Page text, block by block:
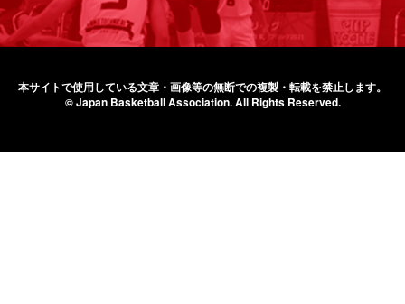
本サイトで使用している文章・画像等の無断での複製・転載を禁止します。
© Japan Basketball Association.All Rights Reserved.